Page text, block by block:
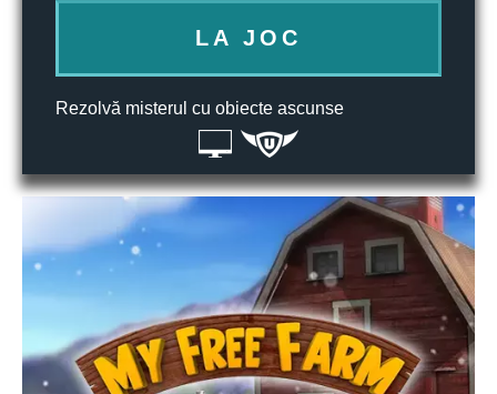
LA JOC
Rezolvă misterul cu obiecte ascunse